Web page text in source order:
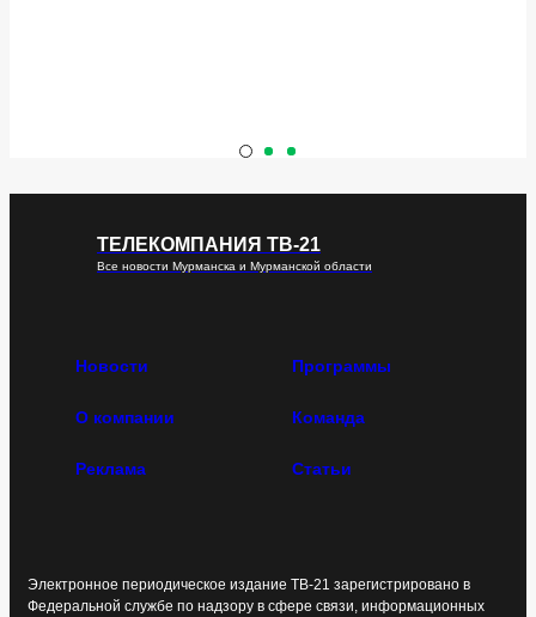
ТЕЛЕКОМПАНИЯ ТВ-21
Все новости Мурманска и Мурманской области
Новости Программы
О компании Команда
Реклама Статьи
Электронное периодическое издание ТВ-21 зарегистрировано в
Федеральной службе по надзору в сфере связи, информационных